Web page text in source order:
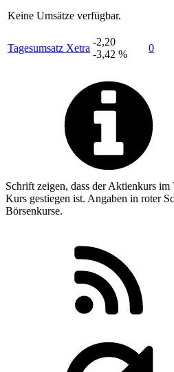
Keine Umsätze verfügbar.
Tagesumsatz Xetra
-2,20
-3,42 %
0
Schrift zeigen, dass der Aktienkurs
Kurs gestiegen ist. Angaben in roter
Börsenkurse.